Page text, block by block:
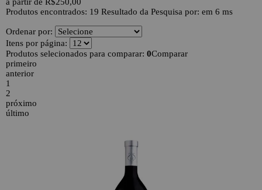
Produtos encontrados: 19 Resultado da Pesquisa por: em 6 ms
Ordenar por:
Itens por página:
Produtos selecionados para comparar: 0Comparar
primeiro
anterior
1
2
próximo
último